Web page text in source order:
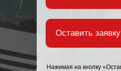
Нажимая на кнопку
Оставить заявку